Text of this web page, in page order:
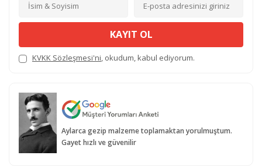
KAYIT OL
KVKK Sözleşmesi'ni, okudum, kabul ediyorum.
Aylarca gezip malzeme toplamaktan yorulmuştum.
Gayet hızlı ve güvenilir